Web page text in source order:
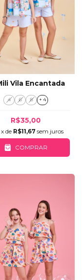
Vila Encantada
4 6 8 + 4
R$35,00
x de R$11,67 sem juros
COMPRAR